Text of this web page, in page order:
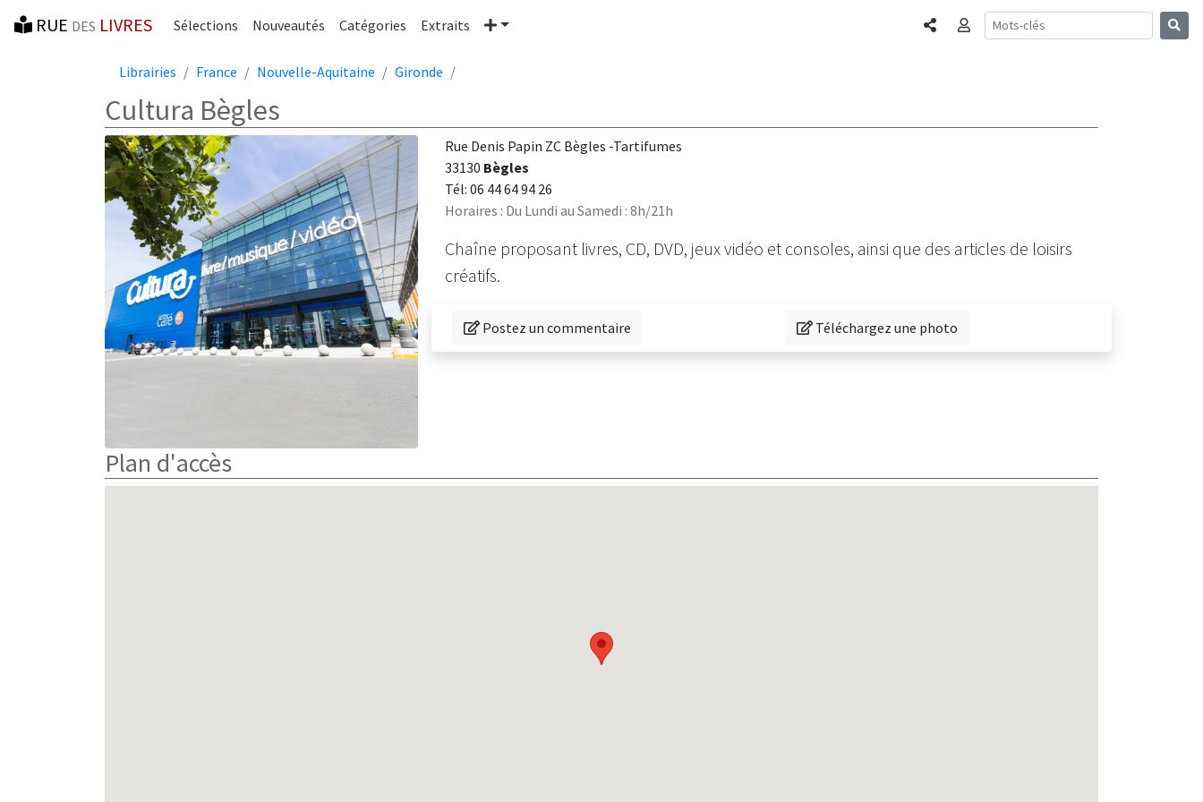
RUE DES LIVRES Sélections Nouveautés Catégories Extraits Plus PartagerConnexion
Librairies France Nouvelle-Aquitaine Gironde
Cultura Bègles
Rue Denis Papin ZC Bègles -Tartifumes
33130 Bègles
Tél: 06 44 64 94 26
Horaires : Du Lundi au Samedi : 8h/21h
Chaîne proposant livres, CD, DVD, jeux vidéo et consoles, ainsi que des articles de loisirs
créatifs.
Donnez votre avis sur cette librairie
Postez un commentaire Téléchargez une photo de cette librairie
Téléchargez une photo
Plan d'accès